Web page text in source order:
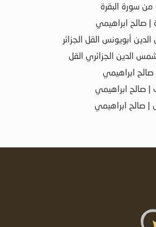
من سورة البقرة
| صالح ابراهيمي
أبويونس القل الجزائر
الدين الجزائري القل
صالح ابراهيمي
| صالح ابراهيمي
| صالح ابراهيمي